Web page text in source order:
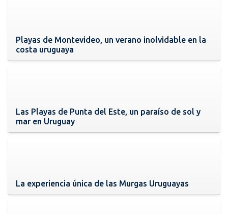
Playas de Montevideo, un verano inolvidable en la
costa uruguaya
Las Playas de Punta del Este, un paraíso de sol y
mar en Uruguay
La experiencia única de las Murgas Uruguayas